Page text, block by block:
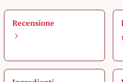
Recensione